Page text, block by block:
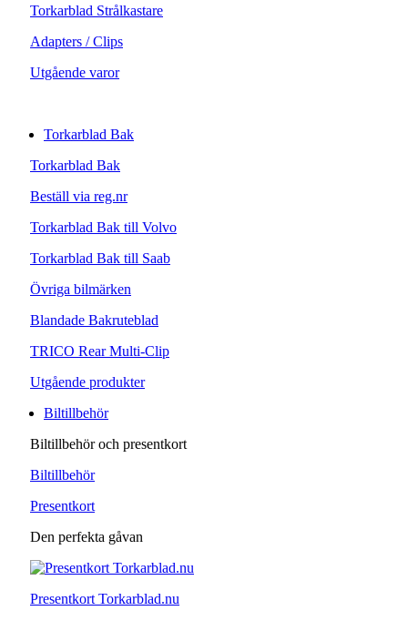
Torkarblad Strålkastare
Adapters / Clips
Utgående varor
Torkarblad Bak
Torkarblad Bak
Beställ via reg.nr
Torkarblad Bak till Volvo
Torkarblad Bak till Saab
Övriga bilmärken
Blandade Bakruteblad
TRICO Rear Multi-Clip
Utgående produkter
Biltillbehör
Biltillbehör och presentkort
Biltillbehör
Presentkort
Den perfekta gåvan
Presentkort Torkarblad.nu